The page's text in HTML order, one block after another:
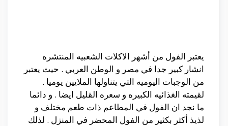
يعتبر الفول من أشهر الاكلات الشعبيه المنتشره
انشار كبير جدا في مصر و الوطن العربي . حيث يعتبر
من الوجبات اليوميه التي يتناولها الملايين يوميا .
لقيمته الغذائيه الكبيره و سعره القليل ايضا . و دائما
ما نجد ان الفول في المطاعم ذات طعم مختلف و
لذيذ أكثر بكثير من الفول المحضر في المنزل . لذلك